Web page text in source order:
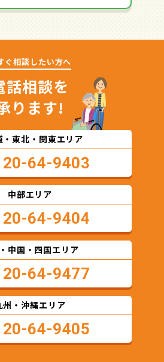
ぐ相談したい方へ
話相談を
ります!
・東北・関東エリア
64-9403
中部エリア
64-9404
中国・四国エリア
64-9477
州・沖縄エリア
64-9405